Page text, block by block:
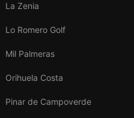
La Zenia
Lo Romero Golf
Mil Palmeras
Orihuela Costa
Pinar de Campoverde